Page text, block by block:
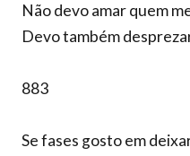
Não devo amar quem
Devo também
883
Se fases gosto em